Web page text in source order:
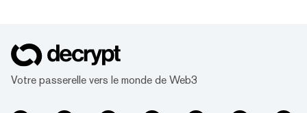
Votre passerelle vers le monde de Web3